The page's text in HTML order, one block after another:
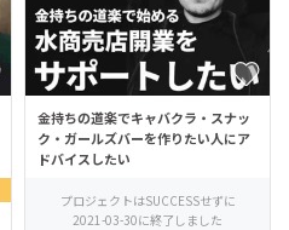
金持ちの道楽でキャバクラ・スナッ
ク・ガールズバーを作りたい人にア
ドバイスしたい
プロジェクトはSUCCESSせずに
2021-03-30に終了しました